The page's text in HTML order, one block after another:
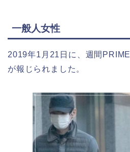
一般人女性
2019年1月21日に、週間
が報じられました。